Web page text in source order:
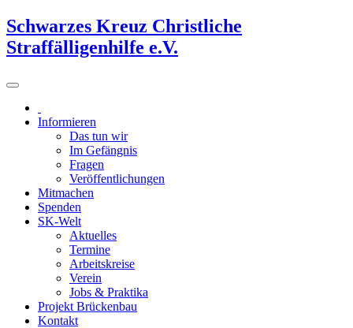
Schwarzes Kreuz Christliche
Straffälligenhilfe e.V.
Informieren
Das tun wir
Im Gefängnis
Fragen
Veröffentlichungen
Mitmachen
Spenden
SK-Welt
Aktuelles
Termine
Arbeitskreise
Verein
Jobs & Praktika
Projekt Brückenbau
Kontakt